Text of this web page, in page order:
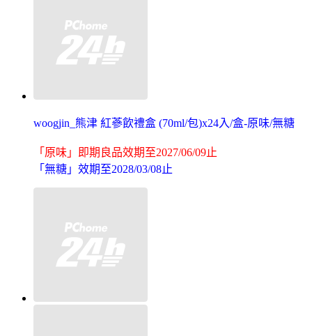
woogjin_熊津 紅蔘飲禮盒 (70ml/包)x24入/盒-原味/無糖
「原味」即期良品效期至2027/06/09止
「無糖」效期至2028/03/08止